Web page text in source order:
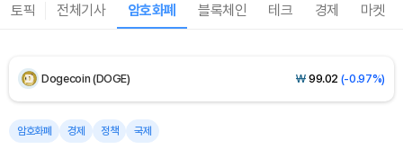
토픽 전체기사 암호화폐 블록체인 테크 경제 마켓
Bitcoin (BTC) 91,734,940 (+0.05%)
암호화폐 경제 정책 국제